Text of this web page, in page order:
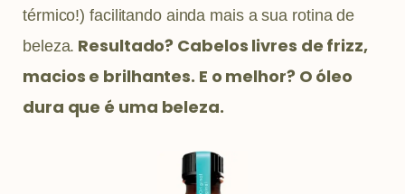
térmico!) facilitando ainda mais a sua rotina de
beleza. Resultado? Cabelos livres de frizz,
macios e brilhantes. E o melhor? O óleo
dura que é uma beleza.